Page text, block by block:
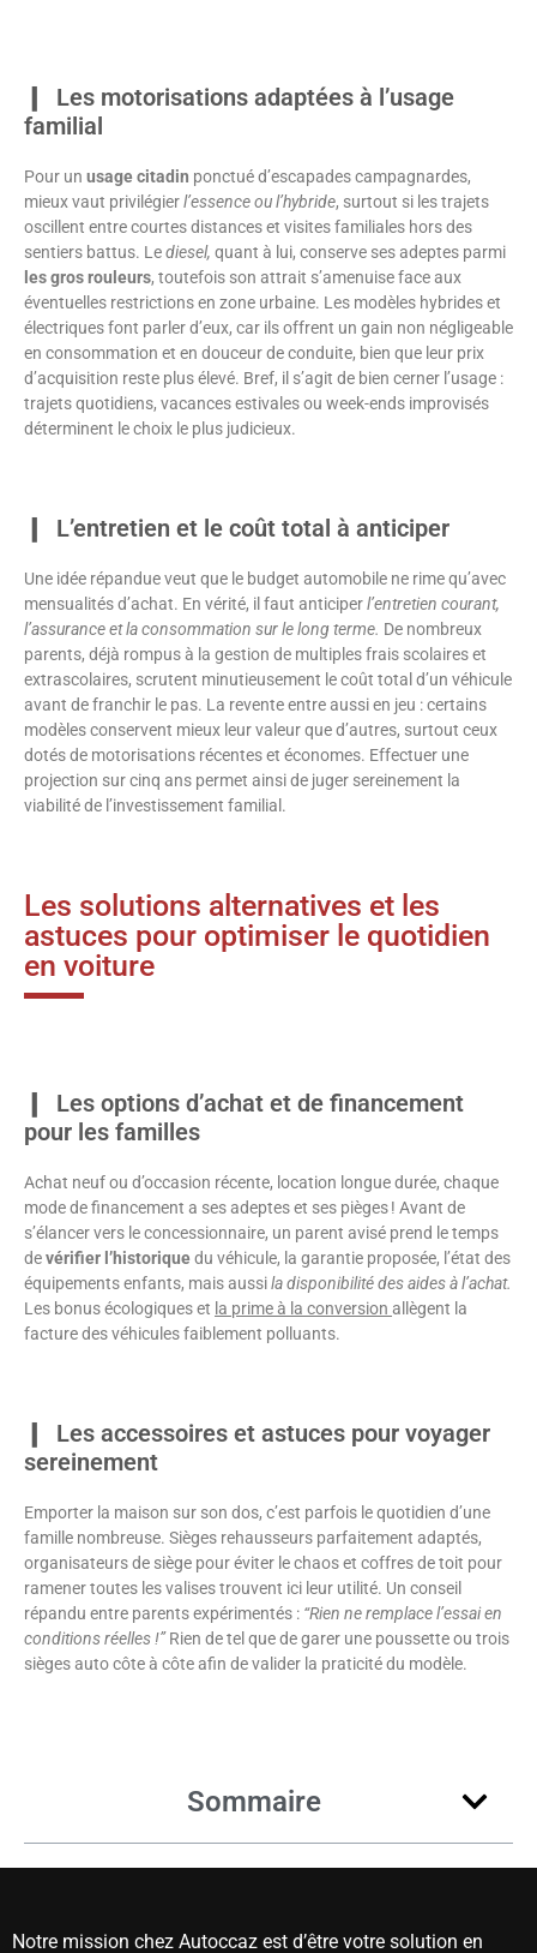
Les motorisations adaptées à l’usage
familial
Pour un usage citadin ponctué d’escapades campagnardes,
mieux vaut privilégierl’essence ou l’hybride, surtout si les trajets
oscillent entre courtes distances et visites familiales hors des
sentiers battus. Lediesel, quant à lui, conserve ses adeptes parmi
les gros rouleurs, toutefois son attrait s’amenuise face aux
éventuelles restrictions en zone urbaine. Les modèles hybrides et
électriques font parler d’eux, car ils offrent un gain non négligeable
en consommation et en douceur de conduite, bien que leur prix
d’acquisition reste plus élevé. Bref, il s’agit de bien cerner l’usage :
trajets quotidiens, vacances estivales ou week-ends improvisés
déterminent le choix le plus judicieux.
L’entretien et le coût total à anticiper
Une idée répandue veut que le budget automobile ne rime qu’avec
mensualités d’achat. En vérité, il faut anticiperl’entretien courant,
l’assurance et la consommation sur le long terme. De nombreux
parents, déjà rompus à la gestion de multiples frais scolaires et
extrascolaires, scrutent minutieusement le coût total d’un véhicule
avant de franchir le pas. La revente entre aussi en jeu : certains
modèles conservent mieux leur valeur que d’autres, surtout ceux
dotés de motorisations récentes et économes. Effectuer une
projection sur cinq ans permet ainsi de juger sereinement la
viabilité de l’investissement familial.
Les solutions alternatives et les
astuces pour optimiser le quotidien
en voiture
Les options d’achat et de financement
pour les familles
Achat neuf ou d’occasion récente, location longue durée, chaque
mode de financement a ses adeptes et ses pièges ! Avant de
s’élancer vers le concessionnaire, un parent avisé prend le temps
devérifier l’historiquedu véhicule, la garantie proposée, l’état des
équipements enfants, mais aussila disponibilité des aides à l’achat.
Les bonus écologiques et la prime à la conversion allègent la
facture des véhicules faiblement polluants.
Les accessoires et astuces pour voyager
sereinement
Emporter la maison sur son dos, c’est parfois le quotidien d’une
famille nombreuse. Sièges rehausseurs parfaitement adaptés,
organisateurs de siège pour éviter le chaos et coffres de toit pour
ramener toutes les valises trouvent ici leur utilité. Un conseil
répandu entre parents expérimentés : “Rien ne remplace l’essai en
conditions réelles !”Rien de tel que de garer une poussette ou trois
sièges auto côte à côte afin de valider la praticité du modèle.
Sommaire
Notre mission chez Autoccaz est d’être votre solution en